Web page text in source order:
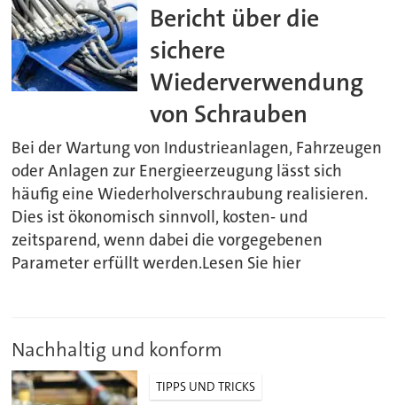
Bericht über die
sichere
Wiederverwendung
von Schrauben
Bei der Wartung von Industrieanlagen, Fahrzeugen
oder Anlagen zur Energieerzeugung lässt sich
häufig eine Wiederholverschraubung realisieren.
Dies ist ökonomisch sinnvoll, kosten- und
zeitsparend, wenn dabei die vorgegebenen
Parameter erfüllt werden.Lesen Sie hier
Nachhaltig und konform
TIPPS UND TRICKS